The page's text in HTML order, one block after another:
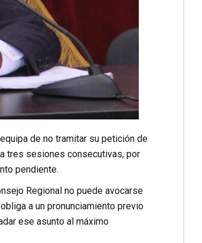
de no tramitar su petición de
tres sesiones consecutivas, por
pendiente.
Regional no puede avocarse
a un pronunciamiento previo
ese asunto al máximo